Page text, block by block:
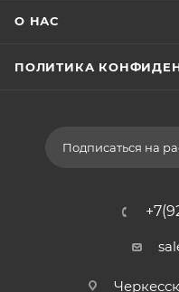
О НАС
ПОЛИТИКА
Подписаться на